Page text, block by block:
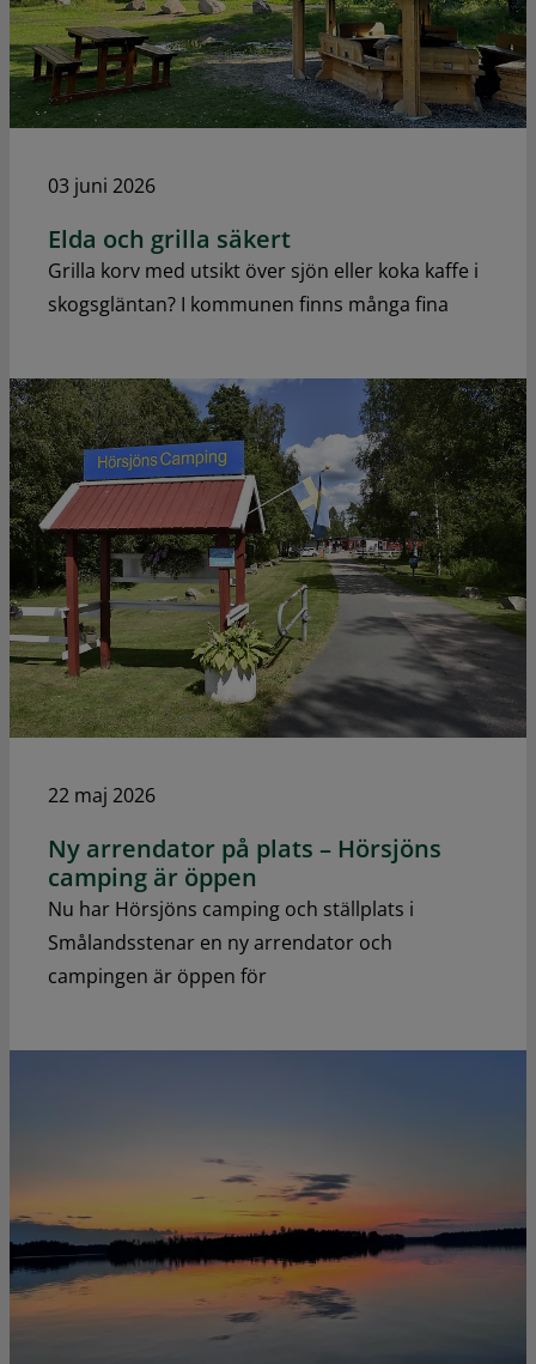
03 juni 2026
Elda och grilla säkert
Grilla korv med utsikt över sjön eller koka kaffe i
skogsgläntan? I kommunen finns många fina
22 maj 2026
Ny arrendator på plats – Hörsjöns
camping är öppen
Nu har Hörsjöns camping och ställplats i
Smålandsstenar en ny arrendator och
campingen är öppen för